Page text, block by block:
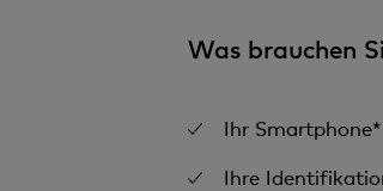
Was brauchen
Ihr Smartphone*
Ihre